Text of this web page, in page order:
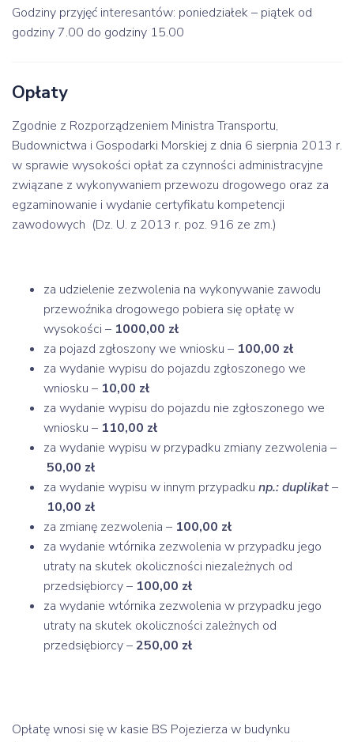
Godziny przyjęć interesantów: poniedziałek – piątek od
godziny 7.00 do godziny 15.00
Opłaty
Zgodnie z Rozporządzeniem Ministra Transportu,
Budownictwa i Gospodarki Morskiej z dnia 6 sierpnia 2013 r.
w sprawie wysokości opłat za czynności administracyjne
związane z wykonywaniem przewozu drogowego oraz za
egzaminowanie i wydanie certyfikatu kompetencji
zawodowych (Dz. U. z 2013 r. poz. 916 ze zm.)
za udzielenie zezwolenia na wykonywanie zawodu
przewoźnika drogowego pobiera się opłatę w
wysokości – 1000,00 zł
za pojazd zgłoszony we wniosku – 100,00 zł
za wydanie wypisu do pojazdu zgłoszonego we
wniosku – 10,00 zł
za wydanie wypisu do pojazdu nie zgłoszonego we
wniosku – 110,00 zł
za wydanie wypisu w przypadku zmiany zezwolenia –
50,00 zł
za wydanie wypisu w innym przypadku np.: duplikat–
10,00 zł
za zmianę zezwolenia – 100,00 zł
za wydanie wtórnika zezwolenia w przypadku jego
utraty na skutek okoliczności niezależnych od
przedsiębiorcy – 100,00 zł
za wydanie wtórnika zezwolenia w przypadku jego
utraty na skutek okoliczności zależnych od
przedsiębiorcy –250,00 zł
Opłatę wnosi się w kasie BS Pojezierza w budynku